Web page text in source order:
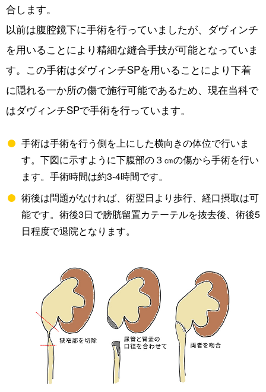
合します。
以前は腹腔鏡下に手術を行っていましたが、ダヴィンチ
を用いることにより精細な縫合手技が可能となっていま
す。この手術はダヴィンチSPを用いることにより下着
に隠れる一か所の傷で施行可能であるため、現在当科で
はダヴィンチSPで手術を行っています。
手術は手術を行う側を上にした横向きの体位で行いま
す。下図に示すように下腹部の３㎝の傷から手術を行い
ます。手術時間は約3-4時間です。
術後は問題がなければ、術翌日より歩行、経口摂取は可
能です。術後3日で膀胱留置カテーテルを抜去後、術後5
日程度で退院となります。